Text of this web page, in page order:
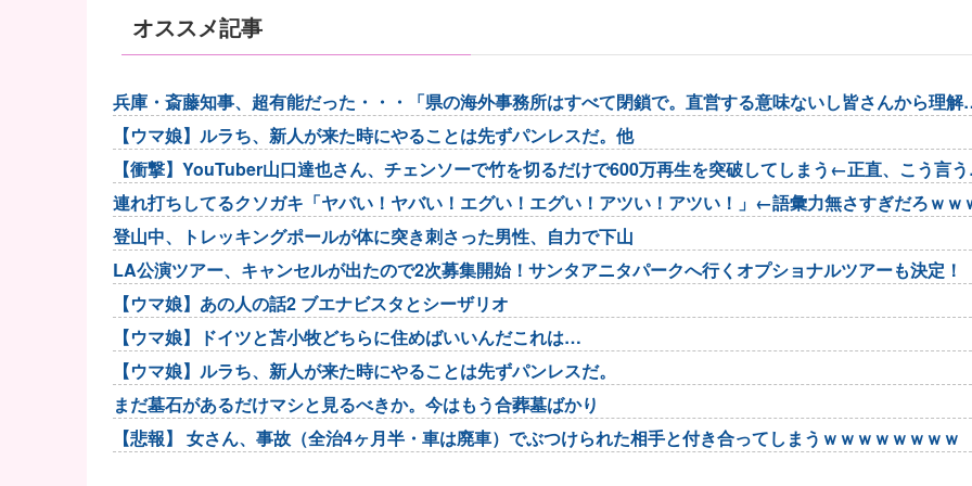
オススメ記事
兵庫・斎藤知事、超有能だった・・・「県の海外事務所はすべて閉鎖で。直営する意味ないし皆さんから理解
られないでしょ」他
【ウマ娘】ルラち、新人が来た時にやることは先ずパンレスだ。他
【衝撃】YouTuber山口達也さん、チェンソーで竹を切るだけで600万再生を突破してしまう←正直、こう言う
でいいんだ...
連れ打ちしてるクソガキ「ヤバい！ヤバい！エグい！エグい！アツい！アツい！」←語彙力無さすぎだろｗｗ
登山中、トレッキングポールが体に突き刺さった男性、自力で下山
LA公演ツアー、キャンセルが出たので2次募集開始！サンタアニタパークへ行くオプショナルツアーも決定！
【ウマ娘】あの人の話2 ブエナビスタとシーザリオ
【ウマ娘】ドイツと苫小牧どちらに住めばいいんだこれは…
【ウマ娘】ルラち、新人が来た時にやることは先ずパンレスだ。
まだ墓石があるだけマシと見るべきか。今はもう合葬墓ばかり
【悲報】 女さん、事故（全治4ヶ月半・車は廃車）でぶつけられた相手と付き合ってしまうｗｗｗｗｗｗｗｗ